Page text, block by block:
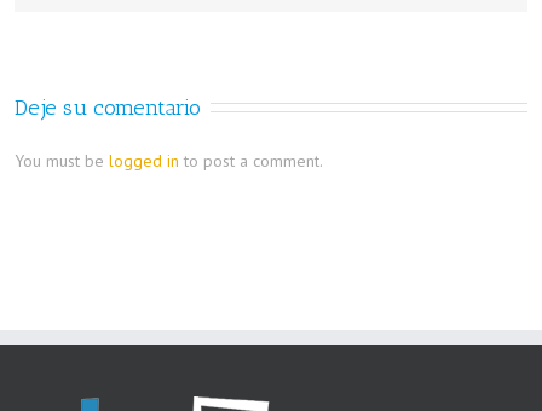
Deje su comentario
You must be logged in to post a comment.